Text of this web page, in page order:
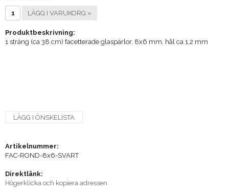
LÄGG I VARUKORG »
Produktbeskrivning:
1 sträng (ca 38 cm) facetterade glaspärlor, 8x6 mm, hål ca 1,2 mm
LÄGG I ÖNSKELISTA
Artikelnummer:
FAC-ROND-8x6-SVART
Direktlänk:
Högerklicka och kopiera adressen